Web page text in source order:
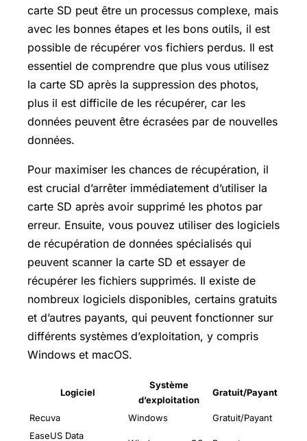
carte SD peut être un processus complexe, mais
avec les bonnes étapes et les bons outils, il est
possible de récupérer vos fichiers perdus. Il est
essentiel de comprendre que plus vous utilisez
la carte SD après la suppression des photos,
plus il est difficile de les récupérer, car les
données peuvent être écrasées par de nouvelles
données.
Pour maximiser les chances de récupération, il
est crucial d’arrêter immédiatement d’utiliser la
carte SD après avoir supprimé les photos par
erreur. Ensuite, vous pouvez utiliser des logiciels
de récupération de données spécialisés qui
peuvent scanner la carte SD et essayer de
récupérer les fichiers supprimés. Il existe de
nombreux logiciels disponibles, certains gratuits
et d’autres payants, qui peuvent fonctionner sur
différents systèmes d’exploitation, y compris
Windows et macOS.
Logiciel
Système
d’exploitation
Gratuit/Payant
Recuva Windows
Gratuit/Payant
EaseUS Data